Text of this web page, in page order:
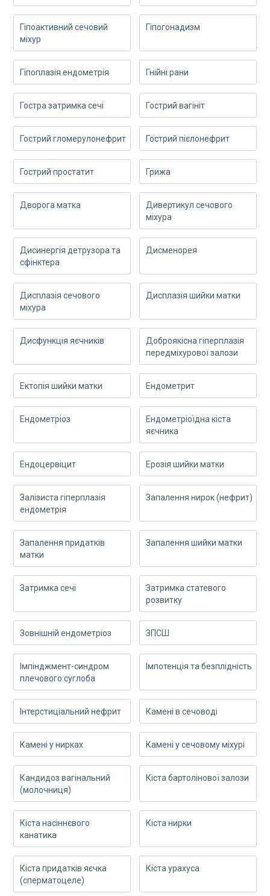
Гіпоактивний сечовий
міхур
Гіпогонадизм
Гіпоплазія ендометрія Гнійні рани
Гостра затримка сечі Гострий вагініт
Гострий гломерулонефрит Гострий пієлонефрит
Гострий простатит Грижа
Дворога матка
Дивертикул сечового
міхура
Дисинергія детрузора та
сфінктера
Дисменорея
Дисплазія сечового
міхура
Дисплазія шийки матки
Дисфункція яєчників
Доброякісна гіперплазія
передміхурової залози
Ектопія шийки матки Ендометрит
Ендометріоз
Ендометріоїдна кіста
яєчника
Ендоцервіцит Ерозія шийки матки
Залізиста гіперплазія
ендометрія
Запалення нирок (нефрит)
Запалення придатків
матки
Запалення шийки матки
Затримка сечі
Затримка статевого
розвитку
Зовнішній ендометріоз ЗПСШ
Імпінджмент-синдром
плечового суглоба
Імпотенція та безплідність
Інтерстиціальний нефрит Камені в сечоводі
Камені у нирках Камені у сечовому міхурі
Кандидоз вагінальний
(молочниця)
Кіста бартолінової залози
Кіста насіннєвого
канатика
Кіста нирки
Кіста придатків яєчка
(сперматоцеле)
Кіста урахуса